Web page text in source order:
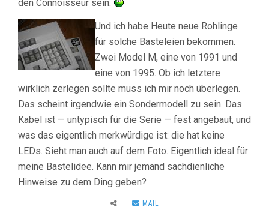
den Connoisseur sein.
Und ich habe Heute neue Rohlinge
für solche Basteleien bekommen.
Zwei Model M, eine von 1991 und
eine von 1995. Ob ich letztere
wirklich zerlegen sollte muss ich mir noch überlegen.
Das scheint irgendwie ein Sondermodell zu sein. Das
Kabel ist — untypisch für die Serie — fest angebaut, und
was das eigentlich merkwürdige ist: die hat keine
LEDs. Sieht man auch auf dem Foto. Eigentlich ideal für
meine Bastelidee. Kann mir jemand sachdienliche
Hinweise zu dem Ding geben?
MAIL